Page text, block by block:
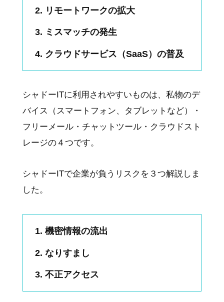
リモートワークの拡大
ミスマッチの発生
クラウドサービス（SaaS）の普及
シャドーITに利用されやすいものは、私物のデ
バイス（スマートフォン、タブレットなど）・
フリーメール・チャットツール・クラウドスト
レージの４つです。
シャドーITで企業が負うリスクを３つ解説しま
した。
機密情報の流出
なりすまし
不正アクセス